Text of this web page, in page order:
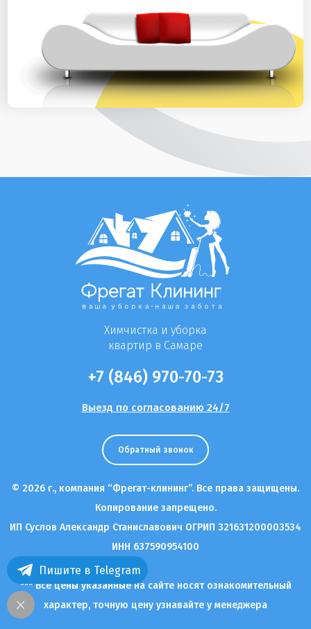
Пишите в Telegram
Химчистка и уборка
квартир в Самаре
+7 (846) 970-70-73
Выезд по согласованию 24/7
Обратный звонок
© 2026 г., компания “Фрегат-клининг”. Все права защищены.
Копирование запрещено.
ИП Суслов Александр Станиславович ОГРИП 321631200003534
ИНН 637590954100
*** Все цены указанные на сайте носят ознакомительный
характер, точную цену узнавайте у менеджера